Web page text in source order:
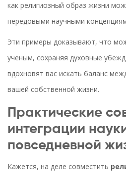
как религиозный образ жизни
передовыми научными
Эти примеры доказывают, что
ученым, сохраняя духовные
вдохновят вас искать баланс
вашей собственной жизни.
Практические
интеграции
повседневной
Кажется, на деле совместить